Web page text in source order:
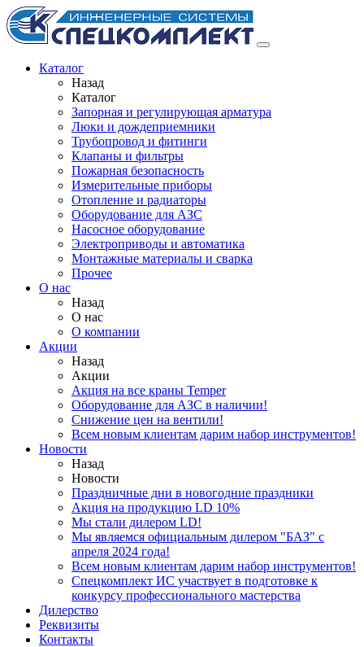
Каталог
Назад
Каталог
Запорная и регулирующая арматура
Люки и дождеприемники
Трубопровод и фитинги
Клапаны и фильтры
Пожарная безопасность
Измерительные приборы
Отопление и радиаторы
Оборудование для АЗС
Насосное оборудование
Электроприводы и автоматика
Монтажные материалы и сварка
Прочее
О нас
Назад
О нас
О компании
Акции
Назад
Акции
Акция на все краны Temper
Оборудование для АЗС в наличии!
Снижение цен на вентили!
Всем новым клиентам дарим набор инструментов!
Новости
Назад
Новости
Праздничные дни в новогодние праздники
Акция на продукцию LD 10%
Мы стали дилером LD!
Мы являемся официальным дилером "БАЗ" с
апреля 2024 года!
Всем новым клиентам дарим набор инструментов!
Спецкомплект ИС участвует в подготовке к
конкурсу профессионального мастерства
Дилерство
Реквизиты
Контакты